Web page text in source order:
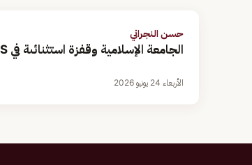
حسن النجراني
الجامعة الإسلامية وقفزة استثنائىة في QS
الأربعاء 24 يونيو 2026